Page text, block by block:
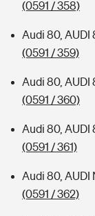
(0591 / 358)
Audi 80, AUDI
(0591 / 359)
Audi 80, AUDI
(0591 / 360)
Audi 80, AUDI
(0591 / 361)
Audi 80, AUDI
(0591 / 362)